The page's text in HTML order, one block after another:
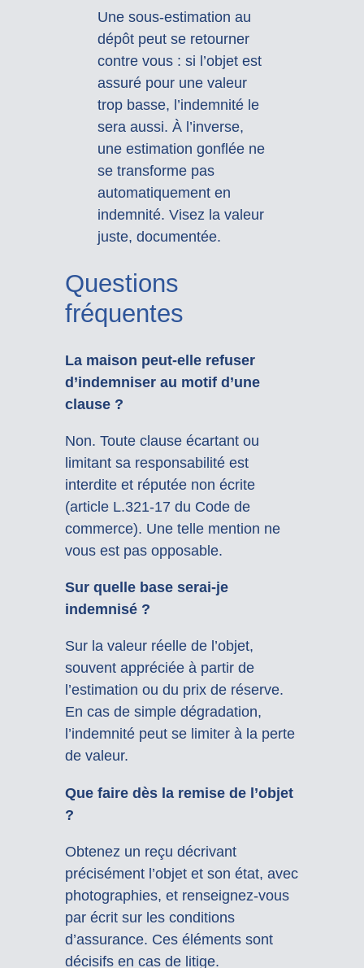
Une sous-estimation au
dépôt peut se retourner
contre vous : si l’objet est
assuré pour une valeur
trop basse, l’indemnité le
sera aussi. À l’inverse,
une estimation gonflée ne
se transforme pas
automatiquement en
indemnité. Visez la valeur
juste, documentée.
Questions
fréquentes
La maison peut-elle refuser
d’indemniser au motif d’une
clause ?
Non. Toute clause écartant ou
limitant sa responsabilité est
interdite et réputée non écrite
(article L.321-17 du Code de
commerce). Une telle mention ne
vous est pas opposable.
Sur quelle base serai-je
indemnisé ?
Sur la valeur réelle de l’objet,
souvent appréciée à partir de
l’estimation ou du prix de réserve.
En cas de simple dégradation,
l’indemnité peut se limiter à la perte
de valeur.
Que faire dès la remise de l’objet
?
Obtenez un reçu décrivant
précisément l’objet et son état, avec
photographies, et renseignez-vous
par écrit sur les conditions
d’assurance. Ces éléments sont
décisifs en cas de litige.